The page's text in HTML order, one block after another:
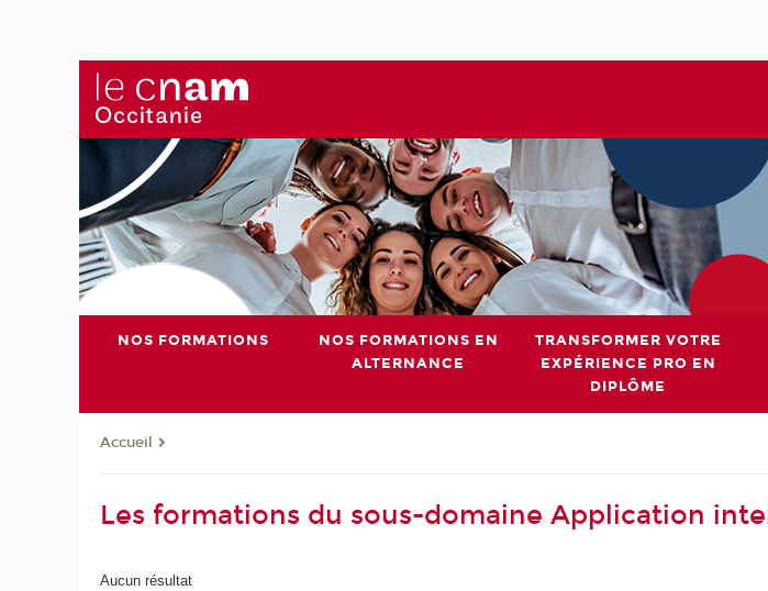
NOS FORMATIONS
NOS FORMATIONS EN
ALTERNANCE
TRANSFORMER VOTRE
EXPÉRIENCE PRO EN
DIPLÔME
Accueil
Les formations du sous-domaine Application
Aucun résultat